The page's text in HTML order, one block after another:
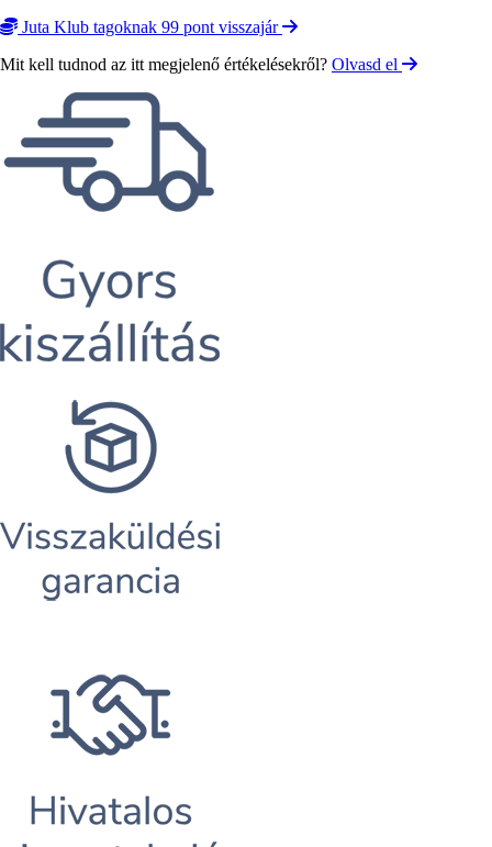
Juta Klub tagoknak 99 pont visszajár
Mit kell tudnod az itt megjelenő értékelésekről? Olvasd el